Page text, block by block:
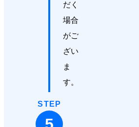
だく
場合
がご
ざい
ま
す。
STEP